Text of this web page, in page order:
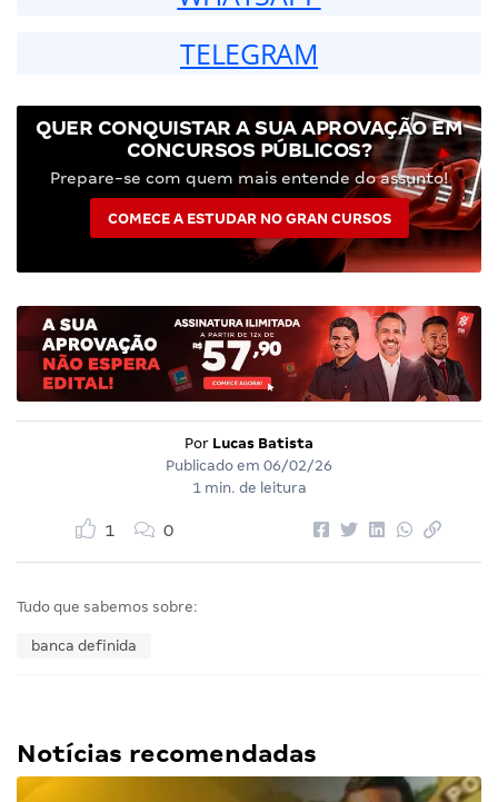
TELEGRAM
QUER CONQUISTAR A SUA APROVAÇÃO EM
CONCURSOS PÚBLICOS?
Prepare-se com quem mais entende do assunto!
COMECE A ESTUDAR NO GRAN CURSOS
Por Lucas Batista
Publicado em 06/02/26
1 min. de leitura
1 0
Tudo que sabemos sobre:
banca definida
Notícias recomendadas